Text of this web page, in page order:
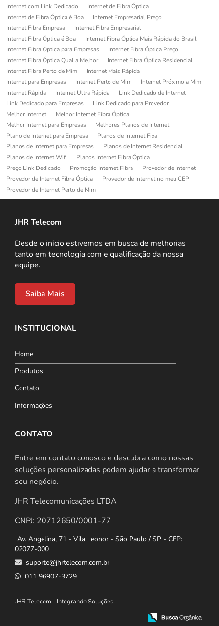
Internet com Link Dedicado
Internet de Fibra Óptica
Internet de Fibra Óptica é Boa
Internet Empresarial Preço
Internet Fibra Empresa
Internet Fibra Empresarial
Internet Fibra Óptica é Boa
Internet Fibra Óptica Mais Rápida do Brasil
Internet Fibra Optica para Empresas
Internet Fibra Óptica Preço
Internet Fibra Óptica Qual a Melhor
Internet Fibra Óptica Residencial
Internet Fibra Perto de Mim
Internet Mais Rápida
Internet para Empresas
Internet Perto de Mim
Internet Próximo a Mim
Internet Rápida
Internet Ultra Rápida
Link Dedicado de Internet
Link Dedicado para Empresas
Link Dedicado para Provedor
Melhor Internet
Melhor Internet Fibra Óptica
Melhor Internet para Empresas
Melhores Planos de Internet
Plano de Internet para Empresa
Planos de Internet Fixa
Planos de Internet para Empresas
Planos de Internet Residencial
Planos de Internet Wifi
Planos Internet Fibra Óptica
Preço Link Dedicado
Promoção Internet Fibra
Provedor de Internet
Provedor de Internet Fibra Óptica
Provedor de Internet no meu CEP
Provedor de Internet Perto de Mim
JHR Telecom
Desde o início estivemos em busca de melhorias
tanto em tecnologia com e qualificação da nossa
equipe.
Saiba Mais
INSTITUCIONAL
Home
Produtos
Contato
Informações
CONTATO
Entre em contato conosco e descubra como nossas
soluções personalizadas podem ajudar a transformar
seu negócio.
JHR Telecomunicações LTDA
CNPJ: 20712650/0001-77
Av. Angelina, 71 - Vila Leonor - São Paulo / SP - CEP:
02077-000
suporte@jhrtelecom.com.br
011 96907-3729
JHR Telecom - Integrando Soluções